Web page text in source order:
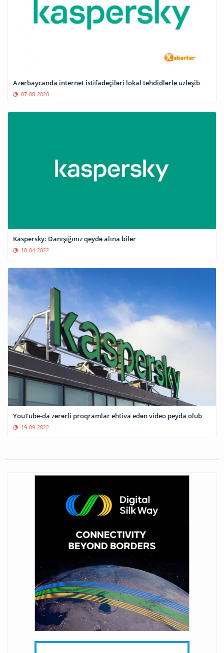
Azərbaycanda internet istifadəçiləri lokal təhdidlərlə üzləşib
07-08-2020
Kaspersky: Danışığınız qeydə alına bilər
18-04-2022
YouTube-da zərərli proqramlar ehtiva edən video peyda olub
19-09-2022